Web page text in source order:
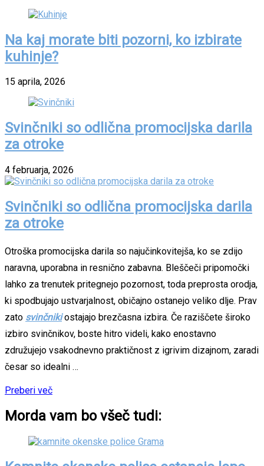
Na kaj morate biti pozorni, ko izbirate
kuhinje?
15 aprila, 2026
Svinčniki so odlična promocijska darila
za otroke
4 februarja, 2026
Svinčniki so odlična promocijska darila
za otroke
Otroška promocijska darila so najučinkovitejša, ko se zdijo
naravna, uporabna in resnično zabavna. Bleščeči pripomočki
lahko za trenutek pritegnejo pozornost, toda preprosta orodja,
ki spodbujajo ustvarjalnost, običajno ostanejo veliko dlje. Prav
zato svinčnikiostajajo brezčasna izbira. Če raziščete široko
izbiro svinčnikov, boste hitro videli, kako enostavno
združujejo vsakodnevno praktičnost z igrivim dizajnom, zaradi
česar so idealni …
Preberi več
Morda vam bo všeč tudi: